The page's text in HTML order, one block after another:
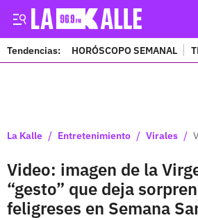
Tendencias: HORÓSCOPO SEMANAL
La Kalle / Entretenimiento / Virales /
Video: imagen de la
“gesto” que deja
feligreses en Semana